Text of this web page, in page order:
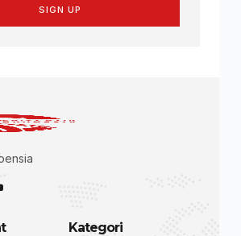
SIGN UP
Kategori